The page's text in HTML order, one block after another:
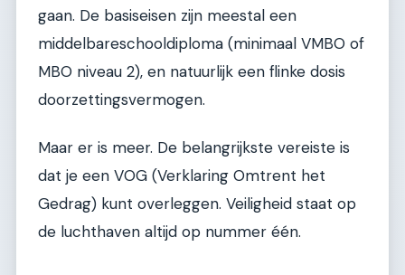
gaan. De basiseisen zijn meestal een
middelbareschooldiploma (minimaal VMBO of
MBO niveau 2), en natuurlijk een flinke dosis
doorzettingsvermogen.
Maar er is meer. De belangrijkste vereiste is
dat je een VOG (Verklaring Omtrent het
Gedrag) kunt overleggen. Veiligheid staat op
de luchthaven altijd op nummer één.